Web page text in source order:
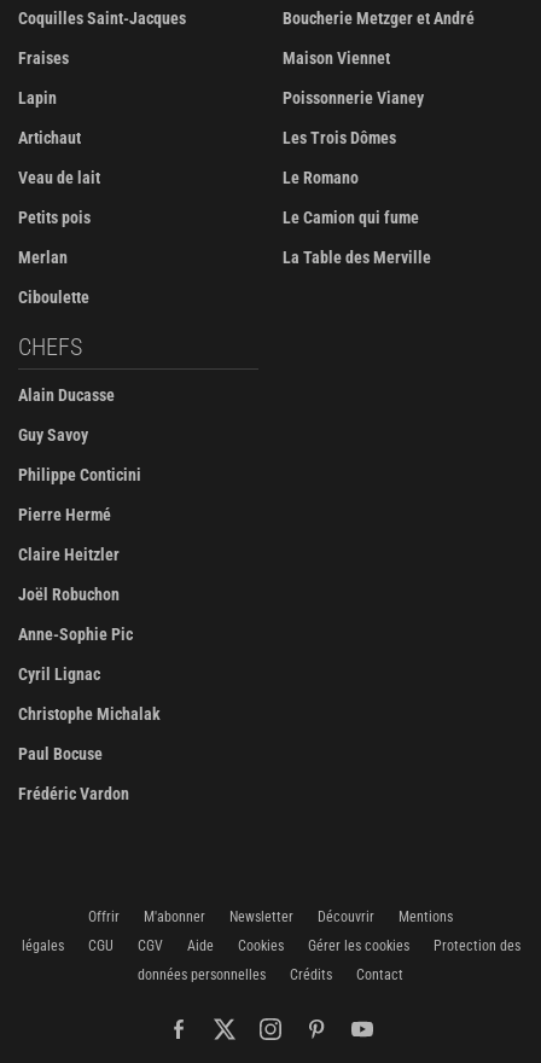
Coquilles Saint-Jacques
Fraises
Lapin
Artichaut
Veau de lait
Petits pois
Merlan
Ciboulette
Boucherie Metzger et André
Maison Viennet
Poissonnerie Vianey
Les Trois Dômes
Le Romano
Le Camion qui fume
La Table des Merville
CHEFS
Alain Ducasse
Guy Savoy
Philippe Conticini
Pierre Hermé
Claire Heitzler
Joël Robuchon
Anne-Sophie Pic
Cyril Lignac
Christophe Michalak
Paul Bocuse
Frédéric Vardon
Offrir M'abonner Newsletter Découvrir
Mentions
légales
CGU CGV Aide Cookies Gérer les cookies
Protection des
données personnelles
Crédits Contact